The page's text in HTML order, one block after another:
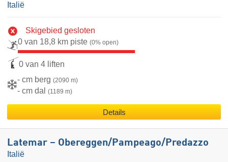
Italië
Skigebied gesloten
0 van 18,8 km piste (0% open)
0 van 4 liften
- cm berg (2090 m)
- cm dal (1189 m)
Details
Latemar – Obereggen/​Pampeago/​Predazzo
Italië